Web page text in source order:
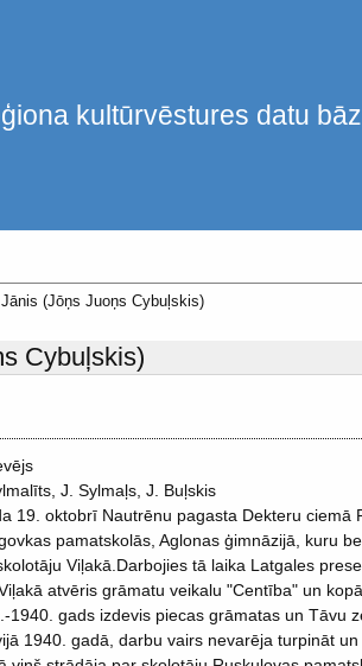
kultūrvēstures datu
(Jōņs Juoņs Cybuļskis)
Cybuļskis)
J. Sylmaļs, J. Buļskis
19. oktobrī Nautrēnu pagasta Dekteru
pamatskolās, Aglonas ģimnāzijā, kuru
Viļakā.Darbojies tā laika Latgales
atvēris grāmatu veikalu "Centība" un
1940. gads izdevis piecas grāmatas un Tāvu
1940. gadā, darbu vairs nevarēja turpināt